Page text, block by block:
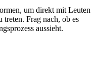
um direkt mit Leuten
Frag nach, ob es
aussieht.